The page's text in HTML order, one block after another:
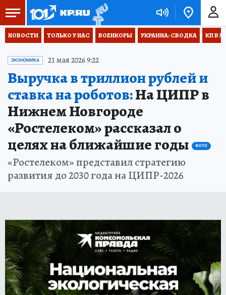
НОВОСТИ ТОЛЬКО У НАС ВОЕНКОРЫ УКРАИНА: СВОДКА КП В
ЭКОНОМИКА 21 мая 2026 9:22
Выручка в триллион рублей и
ставка на роботов:На ЦИПР в
Нижнем Новгороде
«Ростелеком» рассказал о
целях на ближайшие годы
ФОТО
«Ростелеком» представил стратегию
развития до 2030 года на ЦИПР-2026